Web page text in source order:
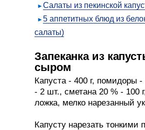
Салаты из пекинской
5 аппетитных блюд из
салаты)
Запеканка из
сыром
Капуста - 400 г, помидоры
- 2 шт., сметана 20 % - 100
ложка, мелко нарезанный
Капусту нарезать